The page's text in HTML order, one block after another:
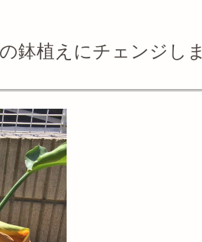
鉢植えにチェンジしま